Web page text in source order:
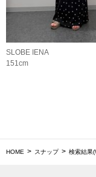
SLOBE IENA
151cm
HOME スナップ 検索結果